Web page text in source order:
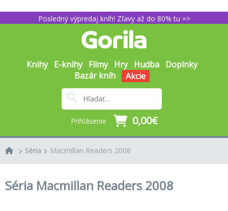
Posledný výpredaj kníh! Zľavy až do 80% tu =>
Knihy E-knihy Filmy Hry Hudba Doplnky
Bazár kníh
Akcie
Prihlásenie 0,00€
Séria Macmillan Readers 2008
Séria Macmillan Readers 2008